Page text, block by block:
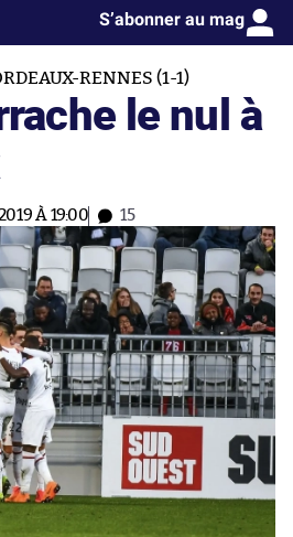
S’abonner au mag
RENNES (1-1)
le nul à
À 19:00 15